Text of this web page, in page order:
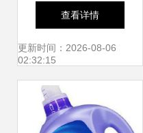
白领洗衣解您忧
——全面打造您的
洁净生活空间
查看详情
更新时间：2026-08-06
02:32:15